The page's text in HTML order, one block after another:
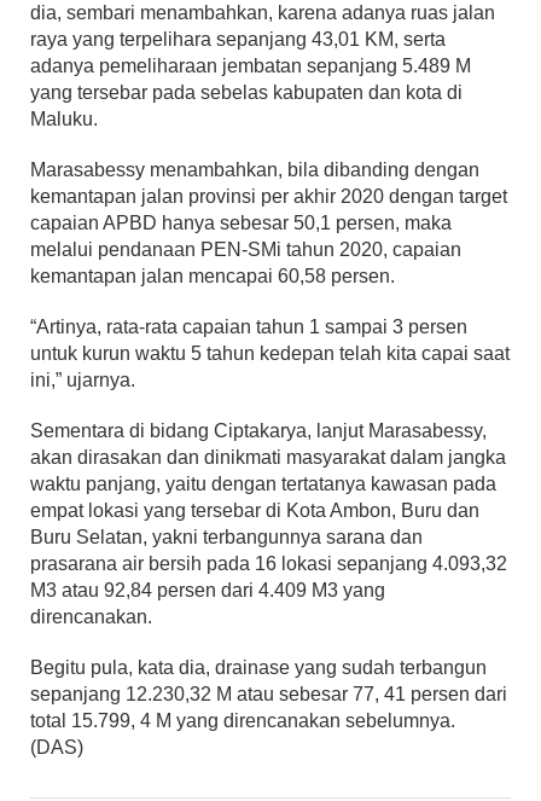
dia, sembari menambahkan, karena adanya ruas jalan
raya yang terpelihara sepanjang 43,01 KM, serta
adanya pemeliharaan jembatan sepanjang 5.489 M
yang tersebar pada sebelas kabupaten dan kota di
Maluku.
Marasabessy menambahkan, bila dibanding dengan
kemantapan jalan provinsi per akhir 2020 dengan target
capaian APBD hanya sebesar 50,1 persen, maka
melalui pendanaan PEN-SMi tahun 2020, capaian
kemantapan jalan mencapai 60,58 persen.
“Artinya, rata-rata capaian tahun 1 sampai 3 persen
untuk kurun waktu 5 tahun kedepan telah kita capai saat
ini,” ujarnya.
Sementara di bidang Ciptakarya, lanjut Marasabessy,
akan dirasakan dan dinikmati masyarakat dalam jangka
waktu panjang, yaitu dengan tertatanya kawasan pada
empat lokasi yang tersebar di Kota Ambon, Buru dan
Buru Selatan, yakni terbangunnya sarana dan
prasarana air bersih pada 16 lokasi sepanjang 4.093,32
M3 atau 92,84 persen dari 4.409 M3 yang
direncanakan.
Begitu pula, kata dia, drainase yang sudah terbangun
sepanjang 12.230,32 M atau sebesar 77, 41 persen dari
total 15.799, 4 M yang direncanakan sebelumnya.
(DAS)